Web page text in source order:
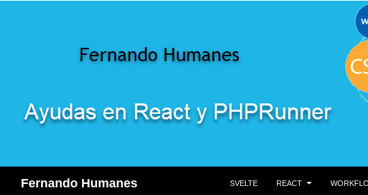
Fernando Humanes
SVELTE
REACT